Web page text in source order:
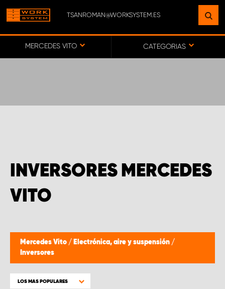
TSANROMAN@WORKSYSTEM.ES
MERCEDES VITO CATEGORIAS
INVERSORES MERCEDES
VITO
Mercedes Vito / Electrónica, aire y suspensión /
Inversores
LOS MAS POPULARES
ENCUENTRE UNA INSTALACIÓN
CERCA DE USTED